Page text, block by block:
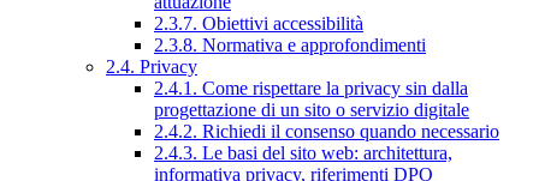
2.3.7. Obiettivi accessibilità
2.3.8. Normativa e approfondimenti
2.4. Privacy
2.4.1. Come rispettare la privacy sin dalla
progettazione di un sito o servizio digitale
2.4.2. Richiedi il consenso quando necessario
2.4.3. Le basi del sito web: architettura,
informativa privacy, riferimenti DPO